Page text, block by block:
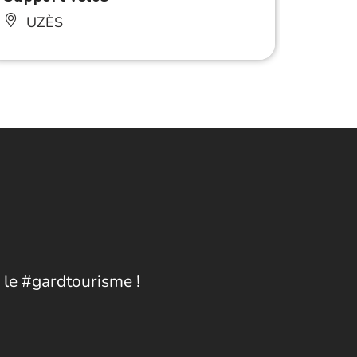
UZÈS
#gardtourisme !